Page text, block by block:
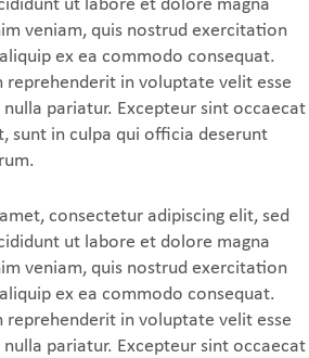
ut labore et dolore magna
veniam, quis nostrud exercitation
ex ea commodo consequat.
reprehenderit in voluptate velit esse
pariatur. Excepteur sint occaecat
sunt in culpa qui officia deserunt
consectetur adipiscing elit, sed
ut labore et dolore magna
veniam, quis nostrud exercitation
ex ea commodo consequat.
reprehenderit in voluptate velit esse
pariatur. Excepteur sint occaecat